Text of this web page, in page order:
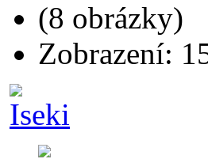
(8 obrázky)
Zobrazení: